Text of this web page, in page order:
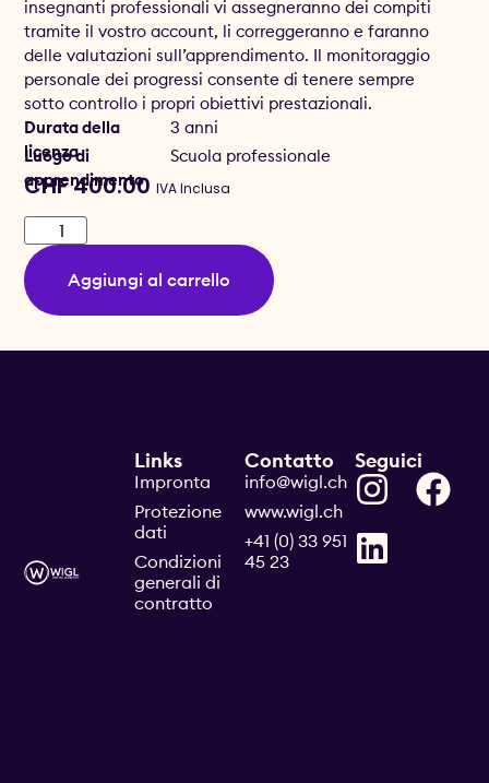
insegnanti professionali vi assegneranno dei compiti
tramite il vostro account, li correggeranno e faranno
delle valutazioni sull’apprendimento. Il monitoraggio
personale dei progressi consente di tenere sempre
sotto controllo i propri obiettivi prestazionali.
Durata della
licenza
3 anni
Luogo di
apprendimento
Scuola professionale
CHF400.00 IVA Inclusa
Aggiungi al carrello
Contatto
info@wigl.ch
www.wigl.ch
+41 (0) 33 951
45 23
Links
Impronta
Protezione
dati
Condizioni
generali di
contratto
Seguici